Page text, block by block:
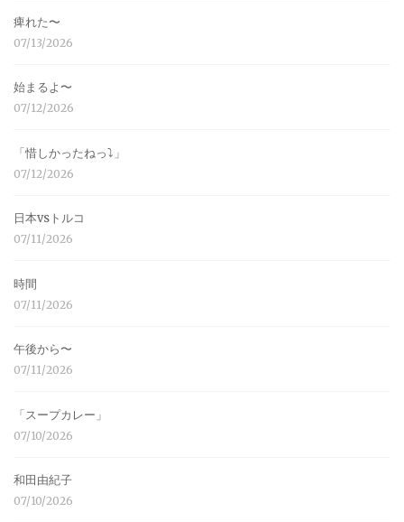
痺れた〜
07/13/2026
始まるよ〜
07/12/2026
「惜しかったねっ⤵︎」
07/12/2026
日本vsトルコ
07/11/2026
時間
07/11/2026
午後から〜
07/11/2026
「スープカレー」
07/10/2026
和田由紀子
07/10/2026